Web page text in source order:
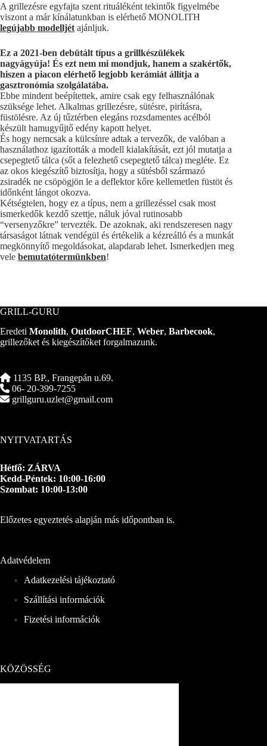
A grillezésre egyfajta szent rituáléként tekintők figyelmébe
viszont a már kínálatunkban is elérhető MONOLITH
legújabb modelljét ajánljuk.
Ez a 2021-ben debütált típus a grillkészülékek
nagyágyúja! És ezt nem mi mondjuk, hanem a szakértők,
hiszen a piacon elérhető legjobb kerámiát állítja a
gasztronómia szolgálatába.
Ebbe mindent beépítettek, amire csak egy felhasználónak
szüksége lehet. Alkalmas grillezésre, sütésre, pirításra,
füstölésre. Az új tűztérben elegáns rozsdamentes acélból
készült hamugyűjtő edény kapott helyet.
És hogy nemcsak a külcsínre adtak a tervezők, de valóban a
használathoz igazították a modell kialakítását, ezt jól mutatja a
csepegtető tálca (sőt a felezhető csepegtető tálca) megléte. Ez
az okos kiegészítő biztosítja, hogy a sütésből származó
zsiradék ne csöpögjön le a deflektor kőre kellemetlen füstöt és
időnként lángot okozva.
Kétségtelen, hogy ez a típus, nem a grillezéssel csak most
ismerkedők kezdő szettje, náluk jóval rutinosabb
“versenyzőkre” tervezték. De azoknak, aki rendszeresen nagy
társaságot látnak vendégül és értékelik a kézreálló és a munkát
megkönnyítő megoldásokat, alapdarab lehet. Ismerkedjen meg
vele bemutatótermünkben!
GRILL-GURU
Eredeti Monolith, OutdoorCHEF, Weber, Barbecook,
grillezőket és kiegészítőket forgalmazunk.
1135 BP., Frangepán u.69.
06- 20-399-7255
grillguru.uzlet@gmail.com
NYITVATARTÁS
Hétfő: ZÁRVA
Kedd-Péntek: 10:00-16:00
Szombat: 10:00-13:00
Előzetes egyeztetés alapján más időpontban is.
Adatvédelem
Adatkezelési tájékoztató
Szállítási információk
Fizetési információk
KÖZÖSSÉG